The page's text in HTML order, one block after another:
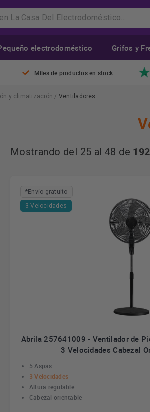
electrodoméstico Grifos y
Miles de productos en stock
y climatización / Ventiladores
Mostrando del 25 al 48 de
*Envío gratuito
3 Velocidades
Abrila 257641009 - Ventilador de
3 Velocidades Cabezal
5 Aspas
3 Velocidades
Altura regulable
Cabezal orientable